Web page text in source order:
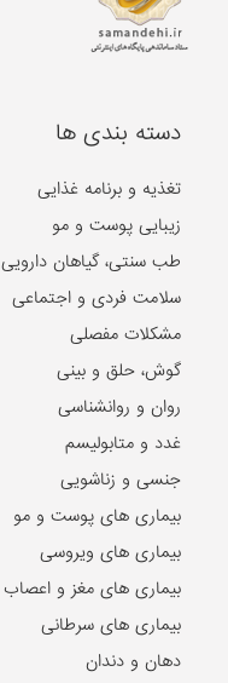
دسته بندی ها
تغذیه و برنامه غذایی
زیبایی پوست و مو
طب سنتی، گیاهان دارویی
سلامت فردی و اجتماعی
مشکلات مفصلی
گوش، حلق و بینی
روان و روانشناسی
غدد و متابولیسم
جنسی و زناشویی
بیماری های پوست و مو
بیماری های ویروسی
بیماری های مغز و اعصاب
بیماری های سرطانی
دهان و دندان